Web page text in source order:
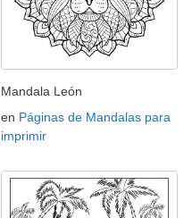
Mandala León
en Páginas de Mandalas para
imprimir